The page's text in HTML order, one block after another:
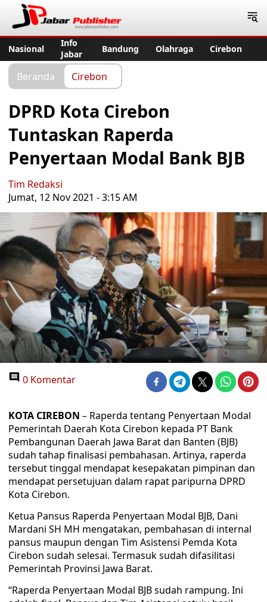
Nasional
Info
Jabar
Bandung Olahraga Cirebon
Beranda Cirebon
DPRD Kota Cirebon
Tuntaskan Raperda
Penyertaan Modal Bank BJB
Tim Redaksi
Jumat, 12 Nov 2021 - 3:15 AM
0 Komentar
KOTA CIREBON – Raperda tentang Penyertaan Modal
Pemerintah Daerah Kota Cirebon kepada PT Bank
Pembangunan Daerah Jawa Barat dan Banten (BJB)
sudah tahap finalisasi pembahasan. Artinya, raperda
tersebut tinggal mendapat kesepakatan pimpinan dan
mendapat persetujuan dalam rapat paripurna DPRD
Kota Cirebon.
Ketua Pansus Raperda Penyertaan Modal BJB, Dani
Mardani SH MH mengatakan, pembahasan di internal
pansus maupun dengan Tim Asistensi Pemda Kota
Cirebon sudah selesai. Termasuk sudah difasilitasi
Pemerintah Provinsi Jawa Barat.
“Raperda Penyertaan Modal BJB sudah rampung. Ini